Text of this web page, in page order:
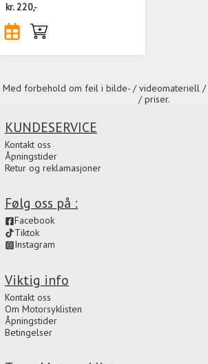
kr.220,-
Med forbehold om feil i bilde- / videomateriell /
/ priser.
Viktig info
Kontakt oss
Om Motorsyklisten
Åpningstider
Betingelser
Følg oss på :
Facebook
Tiktok
Instagram
KUNDESERVICE
Kontakt oss
Åpningstider
Retur og reklamasjoner